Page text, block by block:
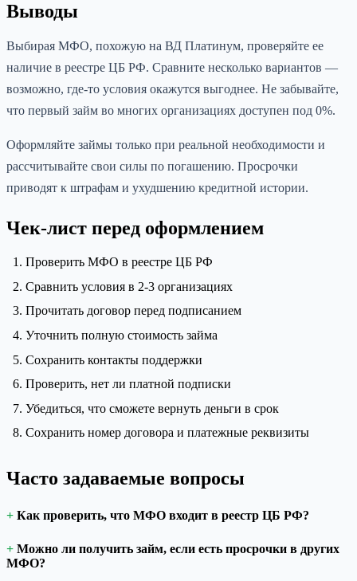
Выводы
Выбирая МФО, похожую на ВД Платинум, проверяйте ее
наличие в реестре ЦБ РФ. Сравните несколько вариантов —
возможно, где-то условия окажутся выгоднее. Не забывайте,
что первый займ во многих организациях доступен под 0%.
Оформляйте займы только при реальной необходимости и
рассчитывайте свои силы по погашению. Просрочки
приводят к штрафам и ухудшению кредитной истории.
Чек-лист перед оформлением
Проверить МФО в реестре ЦБ РФ
Сравнить условия в 2-3 организациях
Прочитать договор перед подписанием
Уточнить полную стоимость займа
Сохранить контакты поддержки
Проверить, нет ли платной подписки
Убедиться, что сможете вернуть деньги в срок
Сохранить номер договора и платежные реквизиты
Часто задаваемые вопросы
Как проверить, что МФО входит в реестр ЦБ РФ?
Можно ли получить займ, если есть просрочки в других
МФО?